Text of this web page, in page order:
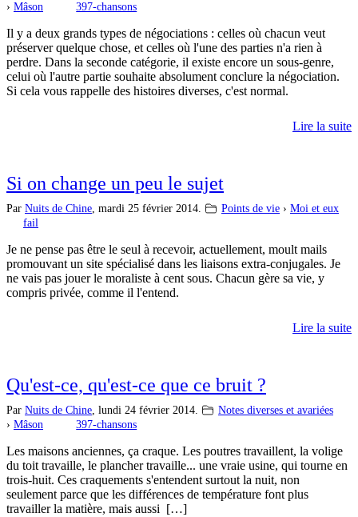
› Mâson 397-chansons
Il y a deux grands types de négociations : celles où chacun veut
préserver quelque chose, et celles où l'une des parties n'a rien à
perdre. Dans la seconde catégorie, il existe encore un sous-genre,
celui où l'autre partie souhaite absolument conclure la négociation.
Si cela vous rappelle des histoires diverses, c'est normal.
Lire la suite
Si on change un peu le sujet
Par Nuits de Chine, mardi 25 février 2014. Points de vie › Moi et eux
fail
Je ne pense pas être le seul à recevoir, actuellement, moult mails
promouvant un site spécialisé dans les liaisons extra-conjugales. Je
ne vais pas jouer le moraliste à cent sous. Chacun gère sa vie, y
compris privée, comme il l'entend.
Lire la suite
Qu'est-ce, qu'est-ce que ce bruit ?
Par Nuits de Chine, lundi 24 février 2014.
Notes diverses et avariées
› Mâson 397-chansons
Les maisons anciennes, ça craque. Les poutres travaillent, la volige
du toit travaille, le plancher travaille... une vraie usine, qui tourne en
trois-huit. Ces craquements s'entendent surtout la nuit, non
seulement parce que les différences de température font plus
travailler la matière, mais aussi […]